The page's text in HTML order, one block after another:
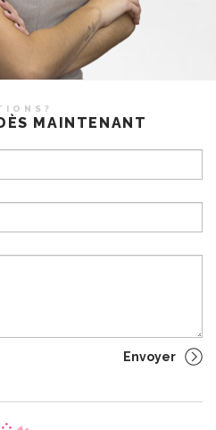
MAINTENANT